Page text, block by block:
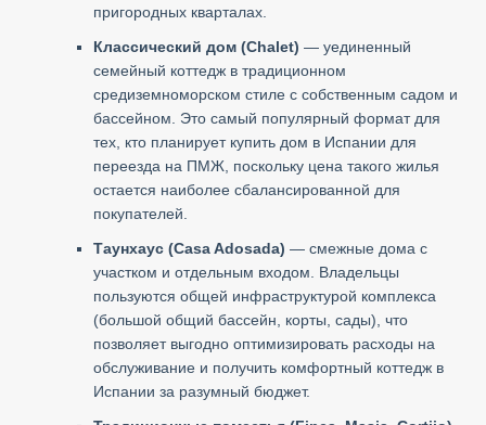
пригородных кварталах.
Классический дом (Chalet) — уединенный
семейный коттедж в традиционном
средиземноморском стиле с собственным садом и
бассейном. Это самый популярный формат для
тех, кто планирует купить дом в Испании для
переезда на ПМЖ, поскольку цена такого жилья
остается наиболее сбалансированной для
покупателей.
Таунхаус (Casa Adosada) — смежные дома с
участком и отдельным входом. Владельцы
пользуются общей инфраструктурой комплекса
(большой общий бассейн, корты, сады), что
позволяет выгодно оптимизировать расходы на
обслуживание и получить комфортный коттедж в
Испании за разумный бюджет.